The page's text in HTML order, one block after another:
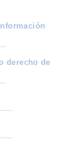
derecho de